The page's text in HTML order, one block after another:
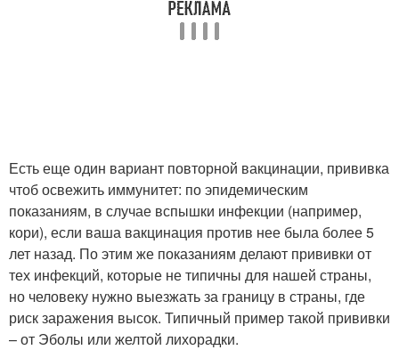
Есть еще один вариант повторной вакцинации, прививка
чтоб освежить иммунитет: по эпидемическим
показаниям, в случае вспышки инфекции (например,
кори), если ваша вакцинация против нее была более 5
лет назад. По этим же показаниям делают прививки от
тех инфекций, которые не типичны для нашей страны,
но человеку нужно выезжать за границу в страны, где
риск заражения высок. Типичный пример такой прививки
– от Эболы или желтой лихорадки.